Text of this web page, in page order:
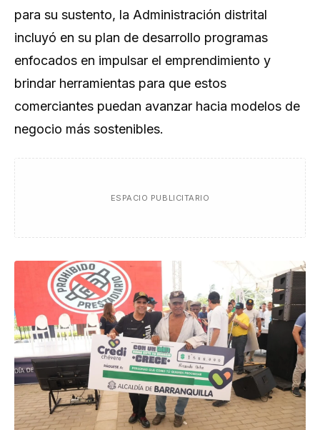
para su sustento, la Administración distrital
incluyó en su plan de desarrollo programas
enfocados en impulsar el emprendimiento y
brindar herramientas para que estos
comerciantes puedan avanzar hacia modelos de
negocio más sostenibles.
ESPACIO PUBLICITARIO